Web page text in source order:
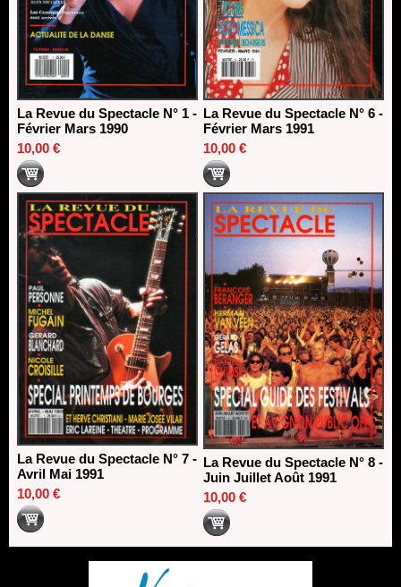
La Revue du Spectacle N° 1 -
Février Mars 1990
10,00 €
La Revue du Spectacle N° 6 -
Février Mars 1991
10,00 €
La Revue du Spectacle N° 7 -
Avril Mai 1991
10,00 €
La Revue du Spectacle N° 8 -
Juin Juillet Août 1991
10,00 €